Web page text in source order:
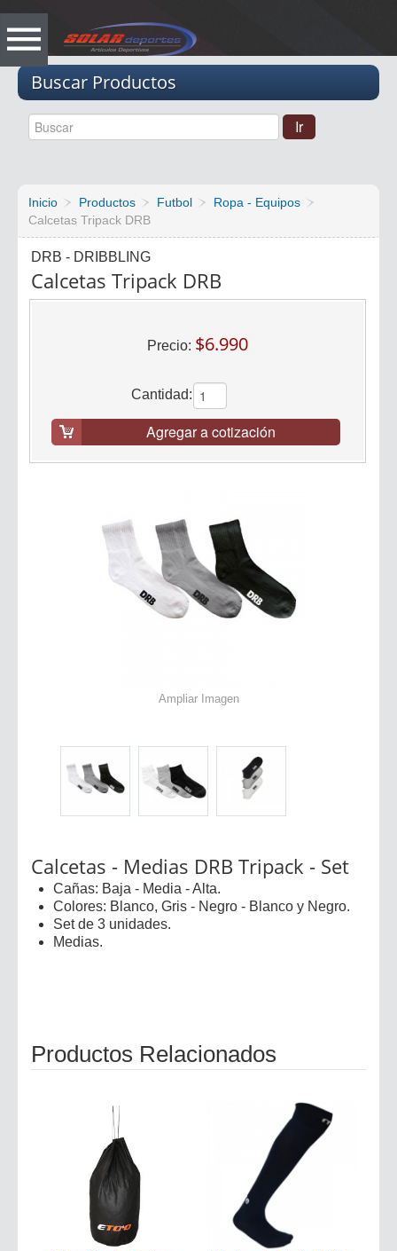
Buscar Productos
Inicio Productos Futbol
Ropa - Equipos
Calcetas Tripack DRB
DRB - DRIBBLING
Calcetas Tripack DRB
Precio: $6.990
Cantidad:
Agregar a cotización
Ampliar Imagen
Calcetas - Medias DRB Tripack - Set
Cañas: Baja - Media - Alta.
Colores: Blanco, Gris - Negro - Blanco y Negro.
Set de 3 unidades.
Medias.
Productos Relacionados